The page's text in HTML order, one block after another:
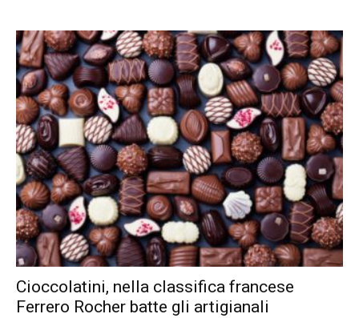
Cioccolatini, nella classifica francese
Ferrero Rocher batte gli artigianali